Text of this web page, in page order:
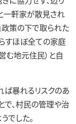
一軒家が散見され
政策の下で取られた
すほぼ全ての家庭
む地元住民）と自
暴れるリスクのあ
、村民の管理や治
でした。